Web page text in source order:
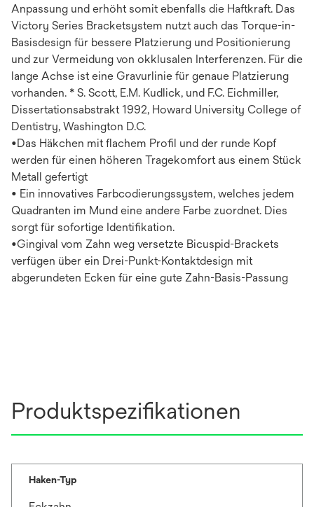
Anpassung und erhöht somit ebenfalls die Haftkraft. Das
Victory Series Bracketsystem nutzt auch das Torque-in-
Basisdesign für bessere Platzierung und Positionierung
und zur Vermeidung von okklusalen Interferenzen. Für die
lange Achse ist eine Gravurlinie für genaue Platzierung
vorhanden. * S. Scott, E.M. Kudlick, und F.C. Eichmiller,
Dissertationsabstrakt 1992, Howard University College of
Dentistry, Washington D.C.
•Das Häkchen mit flachem Profil und der runde Kopf
werden für einen höheren Tragekomfort aus einem Stück
Metall gefertigt
• Ein innovatives Farbcodierungssystem, welches jedem
Quadranten im Mund eine andere Farbe zuordnet. Dies
sorgt für sofortige Identifikation.
•Gingival vom Zahn weg versetzte Bicuspid-Brackets
verfügen über ein Drei-Punkt-Kontaktdesign mit
abgerundeten Ecken für eine gute Zahn-Basis-Passung
Produktspezifikationen
Haken-Typ